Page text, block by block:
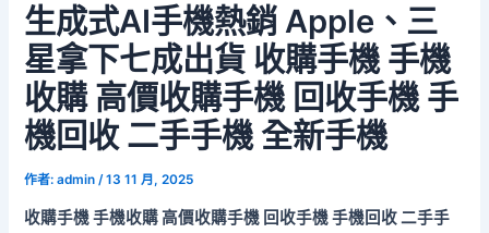
生成式AI手機熱銷 Apple、三
星拿下七成出貨 收購手機 手機
收購 高價收購手機 回收手機 手
機回收 二手手機 全新手機
作者:admin/13 11 月, 2025
收購手機 手機收購 高價收購手機 回收手機 手機回收 二手手